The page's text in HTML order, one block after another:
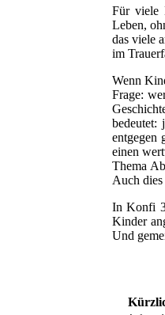
Für viele
Leben,
das viele
im
Wenn
Frage:
bedeutet:
entgegen
einen
Thema
Auch
In Konfi
Kinder
Und